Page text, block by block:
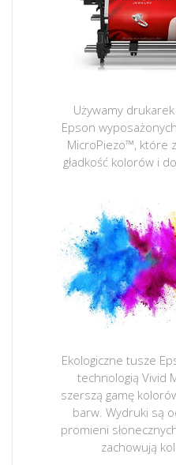
Używamy
Epson
MicroPiezo™, które
gładkość kolorów i
Ekologiczne tusze
technologią Vivid
szerszą gamę
barw. Wydruki są
promieni
zachowują